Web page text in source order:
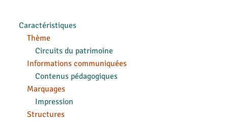
Caractéristiques
Thème
Circuits du patrimoine
Informations communiquées
Contenus pédagogiques
Marquages
Impression
Structures